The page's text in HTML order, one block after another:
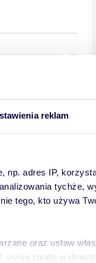
reklam
np. adres IP,
tychże,
tego, kto używa
oraz ustaw
zgodę w